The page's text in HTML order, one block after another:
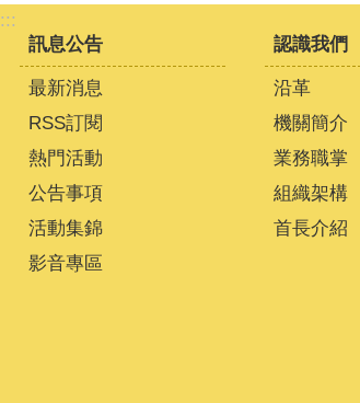
:::
訊息公告
最新消息
RSS訂閱
熱門活動
公告事項
活動集錦
影音專區
認識我們
沿革
機關簡介
業務職掌
組織架構
首長介紹